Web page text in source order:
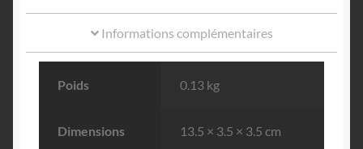
Informations complémentaires
Poids 0.13 kg
Dimensions 13.5 × 3.5 × 3.5 cm